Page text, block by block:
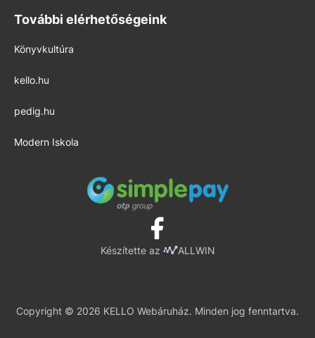
További elérhetőségeink
Könyvkultúra
kello.hu
pedig.hu
Modern Iskola
Készítette az ALLWIN
Copyright © 2026 KELLO Webáruház. Minden jog fenntartva.